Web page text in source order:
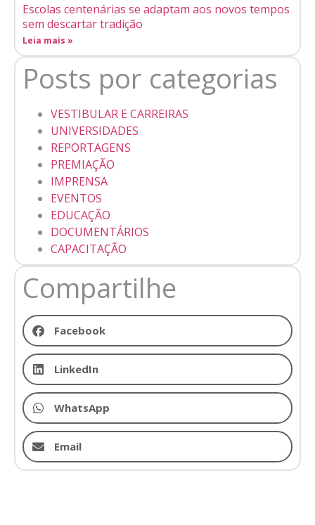
Escolas centenárias se adaptam aos novos tempos
sem descartar tradição
Leia mais »
Posts por categorias
VESTIBULAR E CARREIRAS
UNIVERSIDADES
REPORTAGENS
PREMIAÇÃO
IMPRENSA
EVENTOS
EDUCAÇÃO
DOCUMENTÁRIOS
CAPACITAÇÃO
Compartilhe
Facebook
LinkedIn
WhatsApp
Email